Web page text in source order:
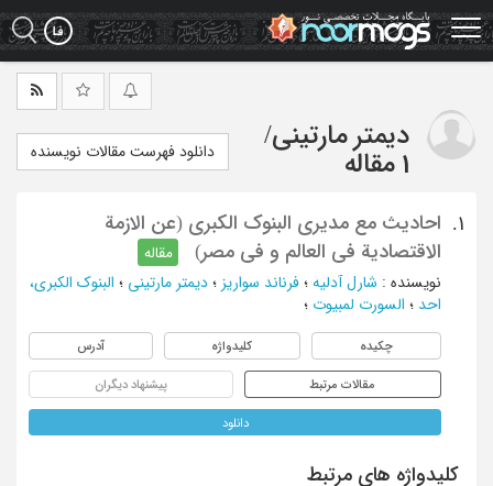
Skip
to
main
دیمتر مارتینی/
1 مقاله
دانلود فهرست مقالات نویسنده
1.
احادیث مع مدیری البنوک الکبری (عن الازمة
الاقتصادیة فی العالم و فی مصر)
مقاله
نویسنده : شارل آدلیه ؛ فرناند سواریز ؛ دیمتر مارتینی ؛ البنوک الکبری،
احد ؛ السورت لمبیوت ؛
چکیده کلیدواژه آدرس
مقالات مرتبط پیشنهاد دیگران
دانلود
کلیدواژه های مرتبط